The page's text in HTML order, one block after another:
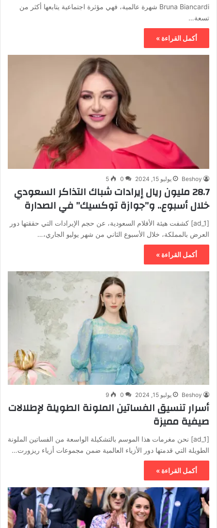
Bruna Biancardi شهرة عالمية، فهي مؤثرة اجتماعية يتابعها أكثر من
تسعة…
أكمل القراءة »
Beshoy يوليو 15, 2024 0
5
28.7 مليون ريال إيرادات شباك التذاكر السعودي
خلال أسبوع.. و”جوازة توكسيك” في الصدارة
[ad_1] كشفت هيئة الأفلام السعودية، عن حجم الإيرادات التي حققتها دور
العرض بالمملكة، خلال الأسبوع الثاني من شهر يوليو الجاري،…
أكمل القراءة »
Beshoy يوليو 15, 2024 0
9
أسرار تنسيق الفساتين الملونة الطويلة لإطلالات
صيفية مميزة
[ad_1] نحن مغرمات هذا الموسم بالتشكيلة الواسعة من الفساتين الملونة
الطويلة التي قدمتها دور الأزياء العالمية ضمن مجموعات أزياء ريزورت…
أكمل القراءة »